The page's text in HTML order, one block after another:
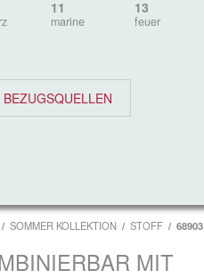
11
marine
13
feuer
BEZUGSQUELLEN
SOMMER KOLLEKTION STOFF 68903
MIT